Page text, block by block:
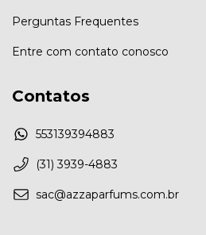
Perguntas Frequentes
Entre com contato conosco
Contatos
553139394883
(31) 3939-4883
sac@azzaparfums.com.br